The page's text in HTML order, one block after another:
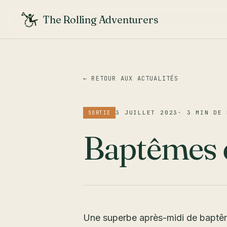
The Rolling Adventurers
← RETOUR AUX ACTUALITÉS
SORTIE 3 JUILLET 2023 · 3 MIN DE
Baptêmes
Une superbe après-midi de